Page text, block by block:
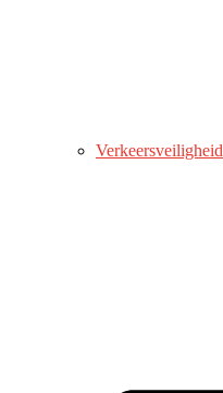
Verkeersveiligheid